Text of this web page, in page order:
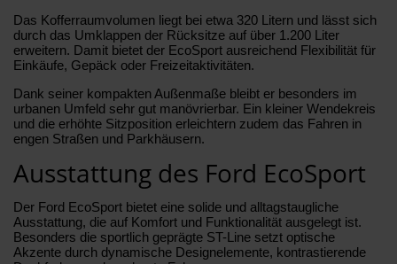
Das Kofferraumvolumen liegt bei etwa 320 Litern und lässt sich
durch das Umklappen der Rücksitze auf über 1.200 Liter
erweitern. Damit bietet der EcoSport ausreichend Flexibilität für
Einkäufe, Gepäck oder Freizeitaktivitäten.
Dank seiner kompakten Außenmaße bleibt er besonders im
urbanen Umfeld sehr gut manövrierbar. Ein kleiner Wendekreis
und die erhöhte Sitzposition erleichtern zudem das Fahren in
engen Straßen und Parkhäusern.
Ausstattung des Ford EcoSport
Der Ford EcoSport bietet eine solide und alltagstaugliche
Ausstattung, die auf Komfort und Funktionalität ausgelegt ist.
Besonders die sportlich geprägte ST-Line setzt optische
Akzente durch dynamische Designelemente, kontrastierende